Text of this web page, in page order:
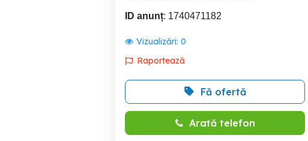
ID anunț: 1740471182
Vizualizări: 0
Raportează
Fă ofertă
Arată telefon